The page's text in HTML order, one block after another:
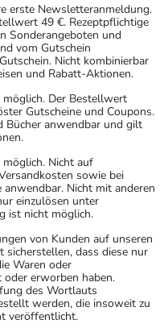
erste Newsletteranmeldung.
49 €. Rezeptpflichtige
Sonderangeboten und
vom Gutschein
Nicht kombinierbar
und Rabatt-Aktionen.
Der Bestellwert
Gutscheine und Coupons.
Bücher anwendbar und gilt
Nicht auf
sowie bei
Nicht mit anderen
einzulösen unter
ist nicht möglich.
von Kunden auf unseren
dass diese nur
Waren oder
erworben haben.
des Wortlauts
werden, die insoweit zu
veröffentlicht.